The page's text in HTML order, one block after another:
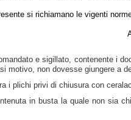
si richiamano le vigenti
e sigillato, contenente i
motivo, non dovesse giungere a
i plichi privi di chiusura con
in busta la quale non sia